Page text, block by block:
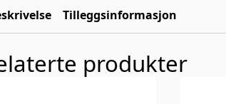
Tilleggsinformasjon
produkter